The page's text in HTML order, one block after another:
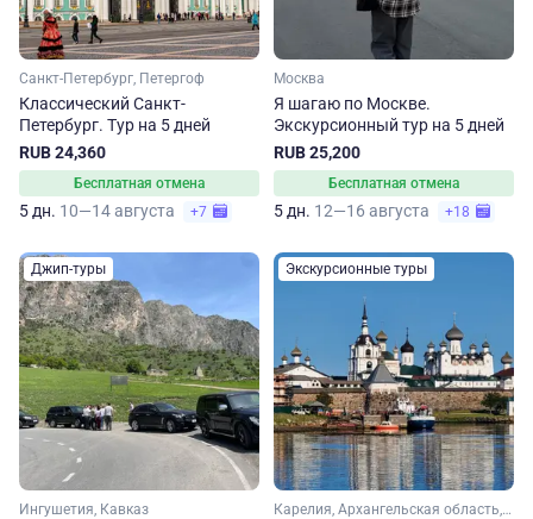
Санкт-Петербург, Петергоф
Классический Санкт-
Петербург. Тур на 5 дней
RUB 24,360
Бесплатная отмена
5 дн. 10—14 августа +7
Москва
Я шагаю по Москве.
Экскурсионный тур на 5 дней
RUB 25,200
Бесплатная отмена
5 дн. 12—16 августа +18
Джип-туры
Ингушетия, Кавказ
Экскурсионные туры
Карелия, Архангельская область, Арктика